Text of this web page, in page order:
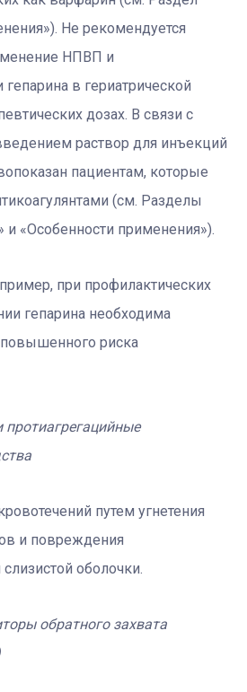
Не рекомендуется
НПВП и
гепарина в гериатрической
дозах. В связи с
раствор для инъекций
пациентам, которые
(см. Разделы
и «Особенности применения»).
при профилактических
гепарина необходима
риска
протиагрегацийные
путем угнетения
и повреждения
оболочки.
обратного захвата